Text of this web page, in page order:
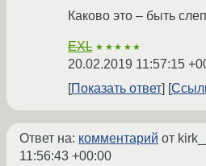
Каково это – быть
EXL ★★★★★
20.02.2019 11:57:15
Показать ответ
Ответ на: комментарий от
11:56:43 +00:00